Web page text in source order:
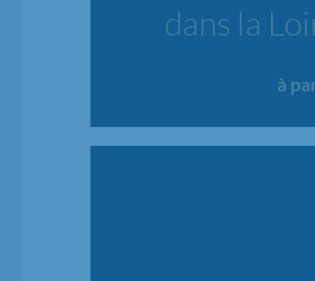
dans la
à